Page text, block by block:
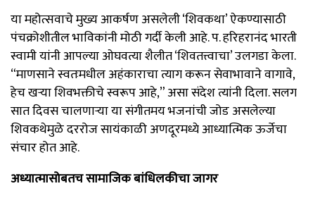
या महोत्सवाचे मुख्य आकर्षण असलेली ‘शिवकथा’ ऐकण्यासाठी
पंचक्रोशीतील भाविकांनी मोठी गर्दी केली आहे. प. हरिहरानंद भारती
स्वामी यांनी आपल्या ओघवत्या शैलीत ‘शिवतत्त्वाचा’ उलगडा केला.
“माणसाने स्वतःमधील अहंकाराचा त्याग करून सेवाभावाने वागावे,
हेच खऱ्या शिवभक्तीचे स्वरूप आहे,” असा संदेश त्यांनी दिला. सलग
सात दिवस चालणाऱ्या या संगीतमय भजनांची जोड असलेल्या
शिवकथेमुळे दररोज सायंकाळी अणदूरमध्ये आध्यात्मिक ऊर्जेचा
संचार होत आहे.
अध्यात्मासोबतच सामाजिक बांधिलकीचा जागर